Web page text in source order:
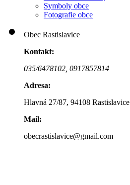
Symboly obce
Fotografie obce
Obec Rastislavice
Kontakt:
035/6478102, 0917857814
Adresa:
Hlavná 27/87, 94108 Rastislavice
Mail:
obecrastislavice@gmail.com